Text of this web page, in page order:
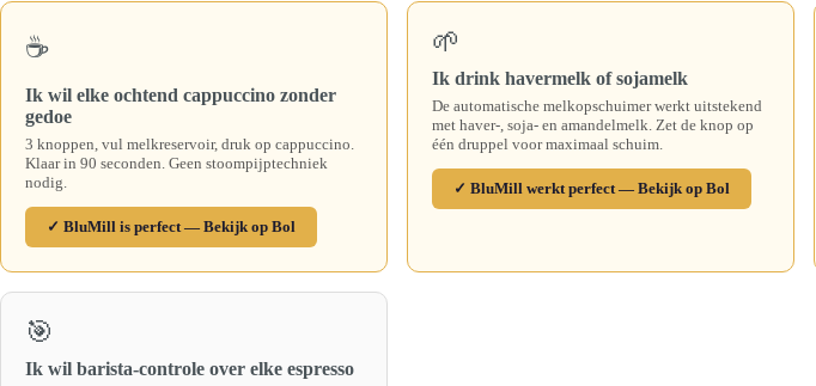
☕
Ik wil elke ochtend cappuccino zonder
gedoe
3 knoppen, vul melkreservoir, druk op cappuccino.
Klaar in 90 seconden. Geen stoompijptechniek
nodig.
✓ BluMill is perfect — Bekijk op Bol
🌱
Ik drink havermelk of sojamelk
De automatische melkopschuimer werkt uitstekend
met haver-, soja- en amandelmelk. Zet de knop op
één druppel voor maximaal schuim.
✓ BluMill werkt perfect — Bekijk op Bol
🎯
Ik wil barista-controle over elke espresso